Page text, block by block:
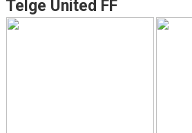
Telge United FF